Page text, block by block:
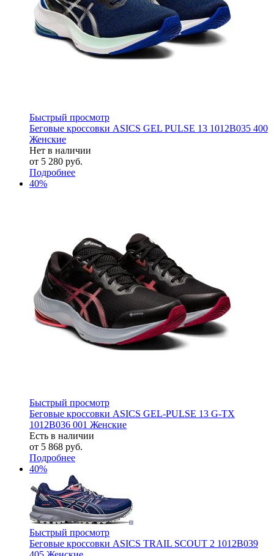
Быстрый просмотр
Беговые кроссовки ASICS GEL PULSE 13 1012B035 400
Женские
Нет в наличии
от 5 280 руб.
Подробнее
40%
Быстрый просмотр
Беговые кроссовки ASICS GEL-PULSE 13 G-TX
1012B036 001 Женские
Есть в наличии
от 5 868 руб.
Подробнее
40%
Быстрый просмотр
Беговые кроссовки ASICS TRAIL SCOUT 2 1012B039